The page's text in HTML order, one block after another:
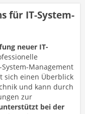
für IT-System-
neuer IT-
Management
sich einen Überblick
und kann durch
zur
bei der